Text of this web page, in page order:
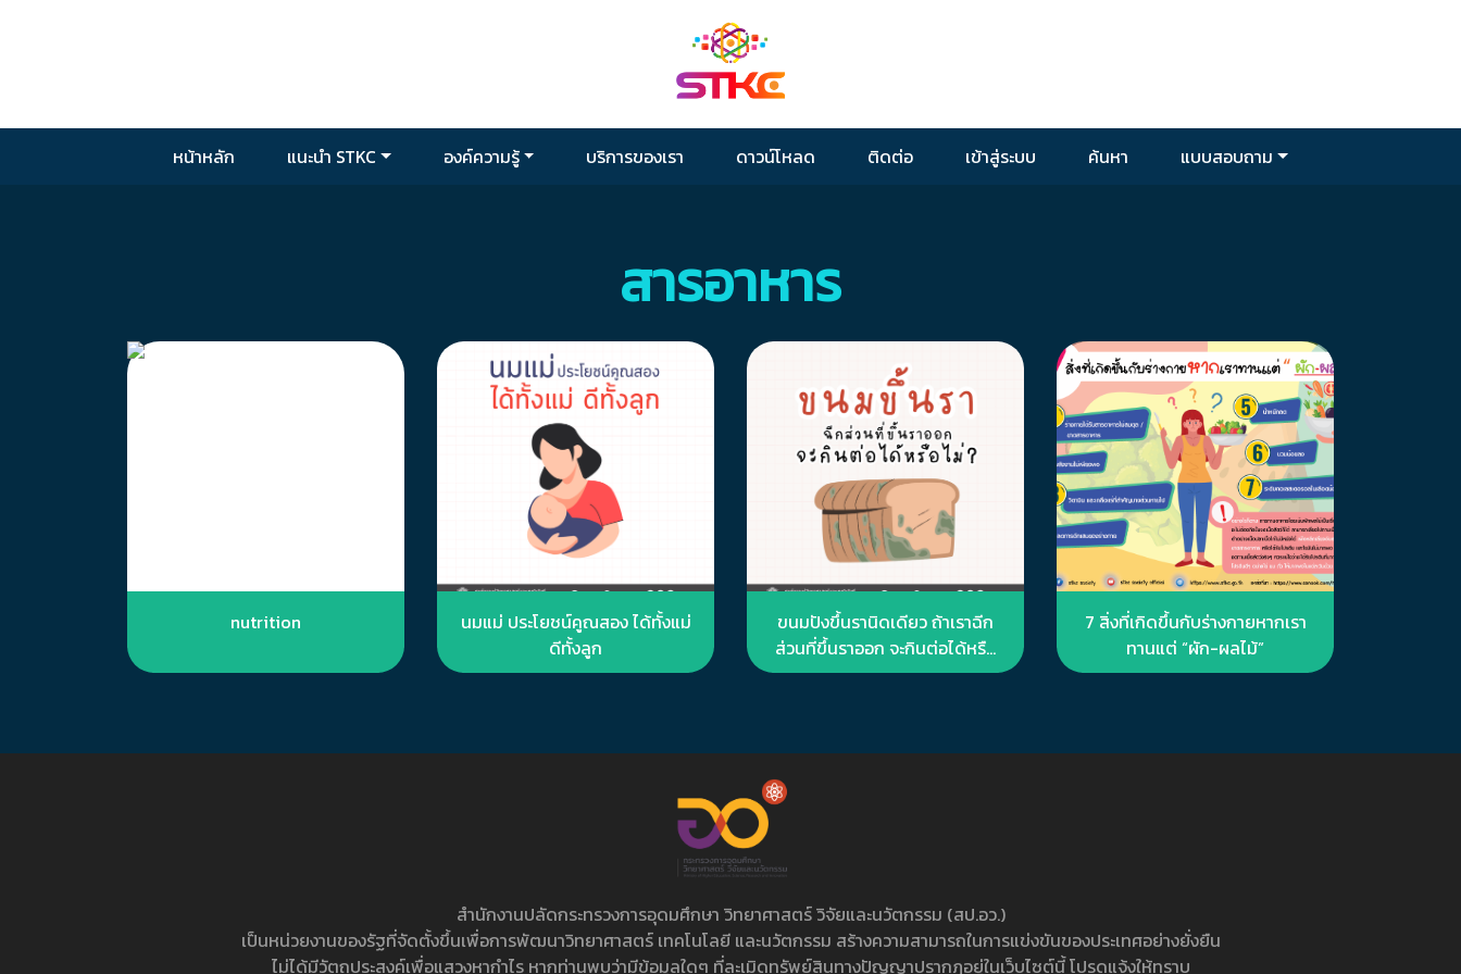
หน้าหลัก แนะนำ STKC องค์ความรู้ บริการของเรา ดาวน์โหลด ติดต่อ เข้าสู่ระบบ ค้นหา แบบสอบถาม
สารอาหาร
nutrition
นมแม่ ประโยชน์คูณสอง ได้ทั้งแม่
ดีทั้งลูก
ขนมปังขึ้นรานิดเดียว ถ้าเราฉีก
ส่วนที่ขึ้นราออก จะกินต่อได้หรือ
ไม่ ?
7 สิ่งที่เกิดขึ้นกับร่างกายหากเรา
ทานแต่ “ผัก-ผลไม้”
สำนักงานปลัดกระทรวงการอุดมศึกษา วิทยาศาสตร์ วิจัยและนวัตกรรม (สป.อว.)
เป็นหน่วยงานของรัฐที่จัดตั้งขึ้นเพื่อการพัฒนาวิทยาศาสตร์ เทคโนโลยี และนวัตกรรม สร้างความสามารถในการแข่งขันของประเทศอย่างยั่งยืน
ไม่ได้มีวัตถุประสงค์เพื่อแสวงหากำไร หากท่านพบว่ามีข้อมูลใดๆ ที่ละเมิดทรัพย์สินทางปัญญาปรากฏอยู่ในเว็บไซต์นี้ โปรดแจ้งให้ทราบ